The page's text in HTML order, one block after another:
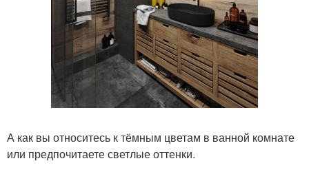
А как вы относитесь к тёмным цветам в ванной комнате
или предпочитаете светлые оттенки.